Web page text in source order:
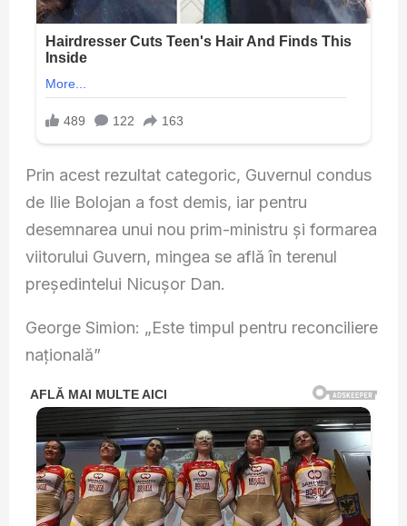
Prin acest rezultat categoric, Guvernul condus
de Ilie Bolojan a fost demis, iar pentru
desemnarea unui nou prim-ministru și formarea
viitorului Guvern, mingea se află în terenul
președintelui Nicușor Dan.
George Simion: „Este timpul pentru reconciliere
națională”